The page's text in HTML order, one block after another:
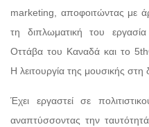
marketing, αποφοιτώντας με
τη διπλωματική του
Οττάβα του Καναδά και το
Η λειτουργία της μουσικής στη
Έχει εργαστεί σε
αναπτύσσοντας την